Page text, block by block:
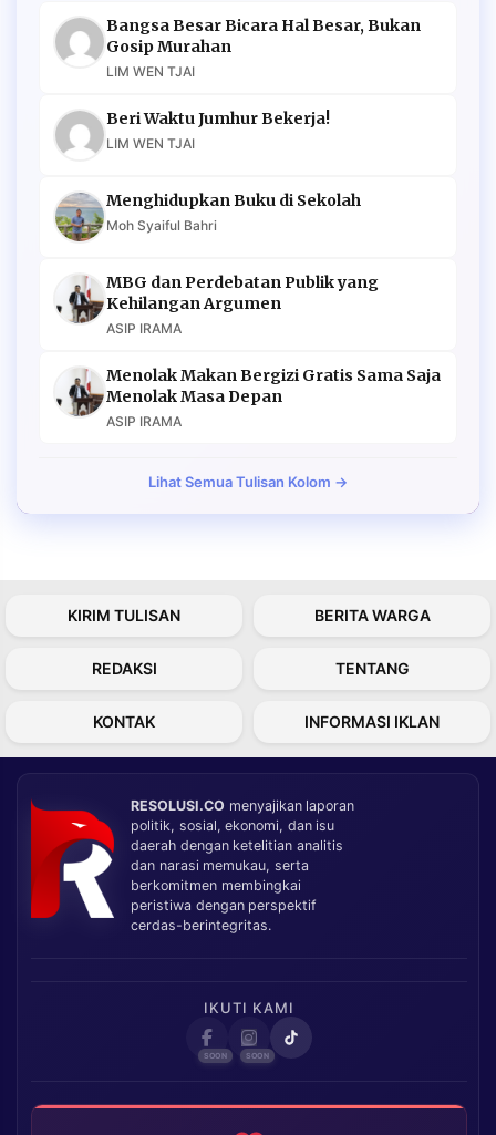
Bangsa Besar Bicara Hal Besar, Bukan
Gosip Murahan
LIM WEN TJAI
Beri Waktu Jumhur Bekerja!
LIM WEN TJAI
Menghidupkan Buku di Sekolah
Moh Syaiful Bahri
MBG dan Perdebatan Publik yang
Kehilangan Argumen
ASIP IRAMA
Menolak Makan Bergizi Gratis Sama Saja
Menolak Masa Depan
ASIP IRAMA
Lihat Semua Tulisan Kolom →
KIRIM TULISAN BERITA WARGA
REDAKSI TENTANG
KONTAK INFORMASI IKLAN
RESOLUSI.CO menyajikan laporan
politik, sosial, ekonomi, dan isu
daerah dengan ketelitian analitis
dan narasi memukau, serta
berkomitmen membingkai
peristiwa dengan perspektif
cerdas-berintegritas.
IKUTI KAMI